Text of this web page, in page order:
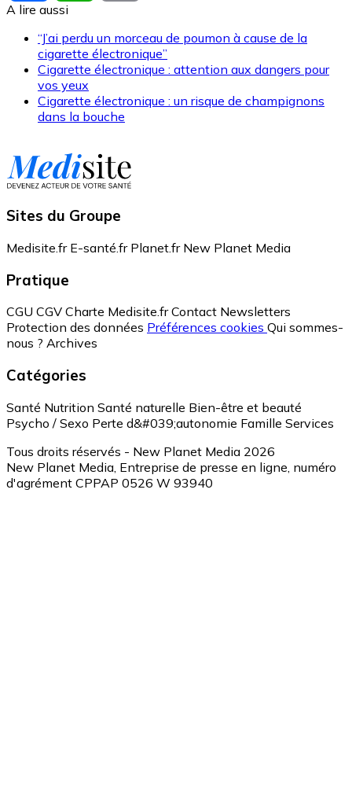
A lire aussi
“J’ai perdu un morceau de poumon à cause de la
cigarette électronique”
Cigarette électronique : attention aux dangers pour
vos yeux
Cigarette électronique : un risque de champignons
dans la bouche
Sites du Groupe
Medisite.fr E-santé.fr Planet.fr New Planet Media
Pratique
CGU CGV Charte Medisite.fr Contact Newsletters
Protection des données Préférences cookies Qui sommes-
nous ? Archives
Catégories
Santé Nutrition Santé naturelle Bien-être et beauté
Psycho / Sexo Perte d&#039;autonomie Famille Services
Tous droits réservés - New Planet Media 2026
New Planet Media, Entreprise de presse en ligne, numéro
d'agrément CPPAP 0526 W 93940